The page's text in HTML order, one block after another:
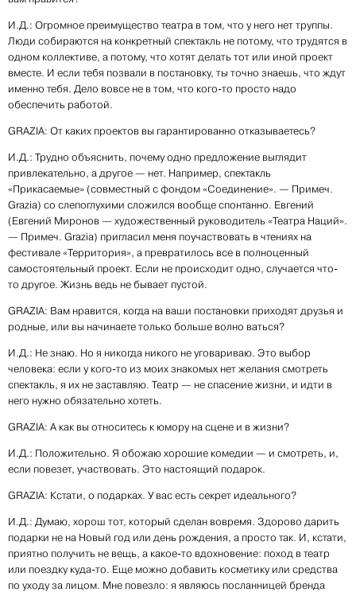
И.Д.: Огромное преимущество театра в том, что у него нет труппы.
Люди собираются на конкретный спектакль не потому, что трудятся в
одном коллективе, а потому, что хотят делать тот или иной проект
вместе. И если тебя позвали в постановку, ты точно знаешь, что ждут
именно тебя. Дело вовсе не в том, что кого-то просто надо
обеспечить работой.
GRAZIA: От каких проектов вы гарантированно отказы­ваетесь?
И.Д.: Трудно объяснить, почему одно предложение выглядит
привлекательно, а другое — нет. Например, спектакль
«Прикасаемые» (совместный с фондом «Соединение». — Примеч.
Grazia) со слепоглухими сложился вообще спонтанно. Евгений
(Евгений Миронов — художественный руководитель «Театра Наций».
— Примеч. Grazia) пригласил меня поучаствовать в чтениях на
фестивале «Территория», а превратилось все в полноценный
самостоятельный проект. Если не происходит одно, случается что-
то другое. Жизнь ведь не бывает пустой.
GRAZIA: Вам нравится, когда на ваши постановки приходят друзья и
родные, или вы начинаете только больше волно­ ваться?
И.Д.: Не знаю. Но я никогда никого не уговариваю. Это выбор
человека: если у кого-то из моих знакомых нет желания смотреть
спектакль, я их не заставляю. Театр — не спасение жизни, и идти в
него нужно обязательно хотеть.
GRAZIA: А как вы относитесь к юмору на сцене и в жизни?
И.Д.: Положительно. Я обожаю хорошие комедии — и смотреть, и,
если повезет, участвовать. Это настоящий подарок.
GRAZIA: Кстати, о подарках. У вас есть секрет идеального?
И.Д.: Думаю, хорош тот, который сделан вовремя. Здорово дарить
подарки не на Новый год или день рождения, а просто так. И, кстати,
приятно получить не вещь, а какое-то вдохновение: поход в театр
или поездку куда-то. Еще можно добавить косметику или средства
по уходу за лицом. Мне повезло: я являюсь посланницей бренда